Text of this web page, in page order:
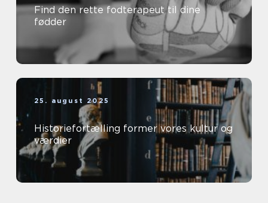
Find den rette fodterapeut til dine
fødder
25. august 2025
Historiefortælling former vores kultur og
værdier